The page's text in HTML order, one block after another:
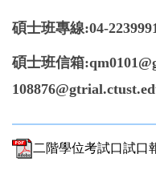
碩士班專線:04-
碩士班信箱
二階學位考試口試口